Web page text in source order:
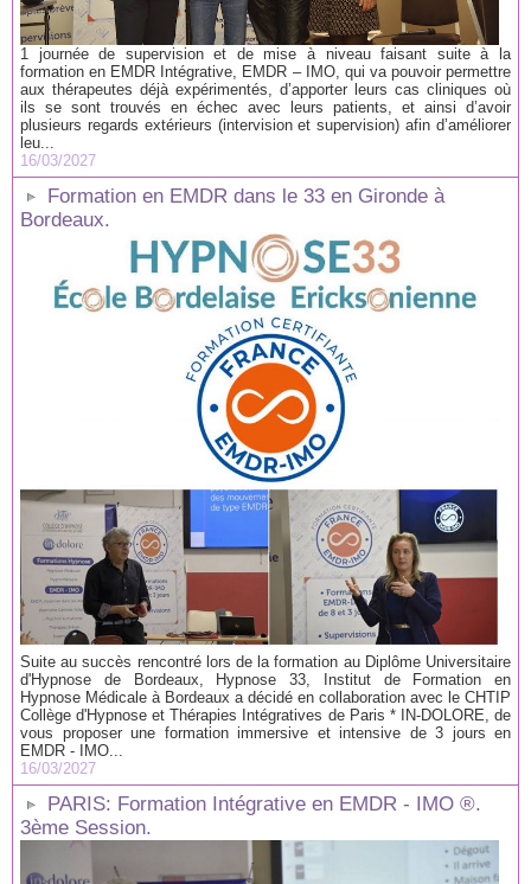
1 journée de supervision et de mise à niveau faisant suite à la
formation en EMDR Intégrative, EMDR – IMO, qui va pouvoir permettre
aux thérapeutes déjà expérimentés, d’apporter leurs cas cliniques où
ils se sont trouvés en échec avec leurs patients, et ainsi d’avoir
plusieurs regards extérieurs (intervision et supervision) afin d’améliorer
leu...
16/03/2027
Formation en EMDR dans le 33 en Gironde à
Bordeaux.
Suite au succès rencontré lors de la formation au Diplôme Universitaire
d'Hypnose de Bordeaux, Hypnose 33, Institut de Formation en
Hypnose Médicale à Bordeaux a décidé en collaboration avec le CHTIP
Collège d'Hypnose et Thérapies Intégratives de Paris * IN-DOLORE, de
vous proposer une formation immersive et intensive de 3 jours en
EMDR - IMO...
16/03/2027
PARIS: Formation Intégrative en EMDR - IMO ®.
3ème Session.